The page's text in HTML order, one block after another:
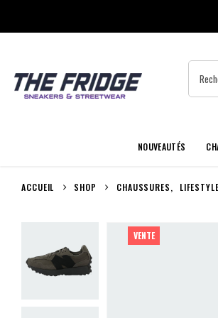
NOUVEAUTÉS
ACCUEIL SHOP CHAUSSURES, LIFESTYLE
VENTE